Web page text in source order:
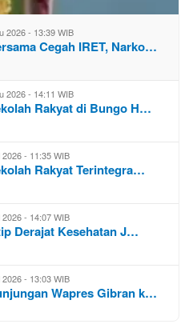
2026 - 13:39 WIB
Cegah IRET, Narko…
2026 - 14:11 WIB
Rakyat di Bungo H…
- 11:35 WIB
Rakyat Terintegra…
- 14:07 WIB
Derajat Kesehatan J…
2026 - 13:03 WIB
Wapres Gibran k…